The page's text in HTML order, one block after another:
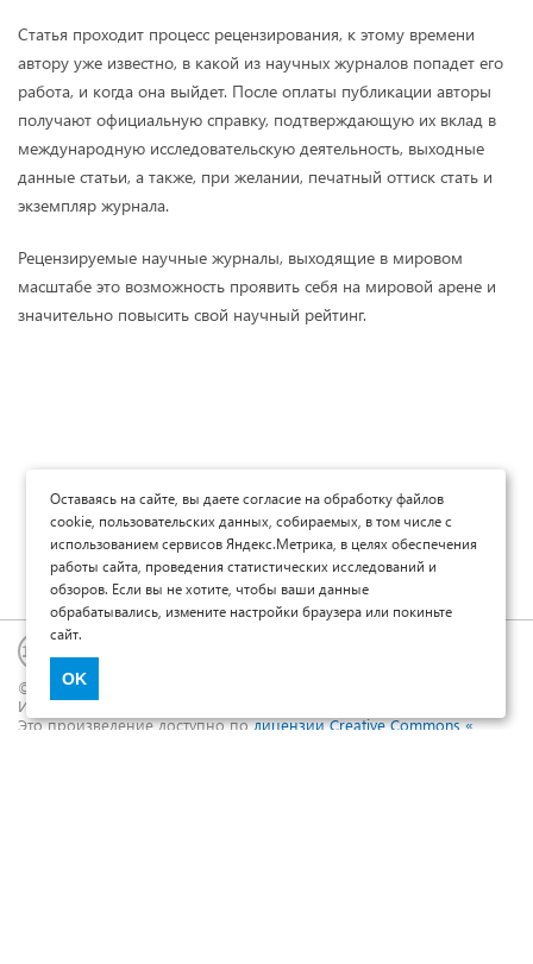
Статья проходит процесс рецензирования, к этому времени
автору уже известно, в какой из научных журналов попадет его
работа, и когда она выйдет. После оплаты публикации авторы
получают официальную справку, подтверждающую их вклад в
международную исследовательскую деятельность, выходные
данные статьи, а также, при желании, печатный оттиск стать и
экземпляр журнала.
Рецензируемые научные журналы, выходящие в мировом
масштабе это возможность проявить себя на мировой арене и
значительно повысить свой научный рейтинг.
© Научные журналы Universum, 2013-2026 (ООО «Юниверсум»)
ИНН: 5410074608 ОГРН: 1185476048691
Это произведение доступно полицензии Creative Commons «
Оставаясь на сайте, вы даете согласие на обработку файлов
cookie, пользовательских данных, собираемых, в том числе с
использованием сервисов Яндекс.Метрика, в целях обеспечения
работы сайта, проведения статистических исследований и
обзоров. Если вы не хотите, чтобы ваши данные
обрабатывались, измените настройки браузера или покиньте
сайт.
OK